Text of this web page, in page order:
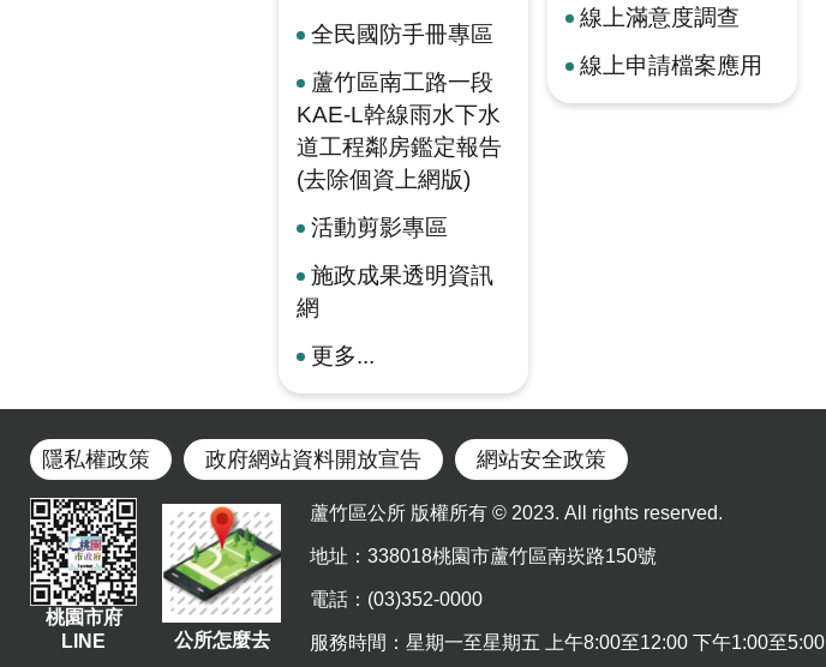
全民國防手冊專區
蘆竹區南工路一段
KAE-L幹線雨水下水
道工程鄰房鑑定報告
(去除個資上網版)
活動剪影專區
施政成果透明資訊
網
更多...
線上滿意度調查
線上申請檔案應用
隱私權政策 政府網站資料開放宣告 網站安全政策
桃園市府
LINE
公所怎麼去
蘆竹區公所 版權所有 © 2023. All rights reserved.
地址 ：338018桃園市蘆竹區南崁路150號
電話：(03)352-0000
服務時間：星期一至星期五 上午8:00至12:00 下午1:00至5:00